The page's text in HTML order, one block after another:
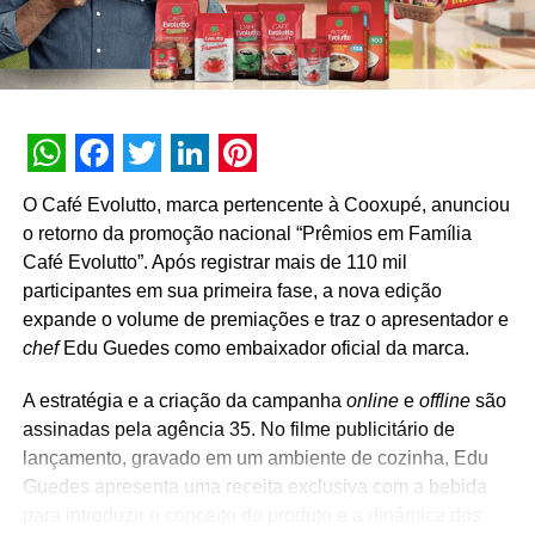
todo o Brasil por meio de um dos nossos princípios
globais de contribuir continuamente para a felicidade das
pessoas”, encerra Fabio.
Assinado pela Ogilvy Brasil, as peças passaram a ser
veiculadas na televisão aberta no último domingo (25) e
retratar o Dia das Mães a partir da visão de quem mais
entende do assunto na Panasonic: as colaboradoras que
também são mães”, explica Vitor Prado, diretor de arte da
Ogilvy Brasil responsável pelo projeto. “Essa é uma
característica das criações de Panasonic, em que
tentamos trazer para o centro da conversa pessoas reais,
que vivenciam a empresa. O resultado foi pura emoção”,
conclui o criativo.
Compre & Concorra
WhatsApp
Facebook
Twitter
LinkedIn
Pinterest
O Café Evolutto, marca pertencente à Cooxupé, anunciou
o retorno da promoção nacional “Prêmios em Família
Café Evolutto”. Após registrar mais de 110 mil
participantes em sua primeira fase, a nova edição
expande o volume de premiações e traz o apresentador e
chefEdu Guedes como embaixador oficial da marca.
A estratégia e a criação da campanha onlinee offlinesão
assinadas pela agência 35. No filme publicitário de
lançamento, gravado em um ambiente de cozinha, Edu
Guedes apresenta uma receita exclusiva com a bebida